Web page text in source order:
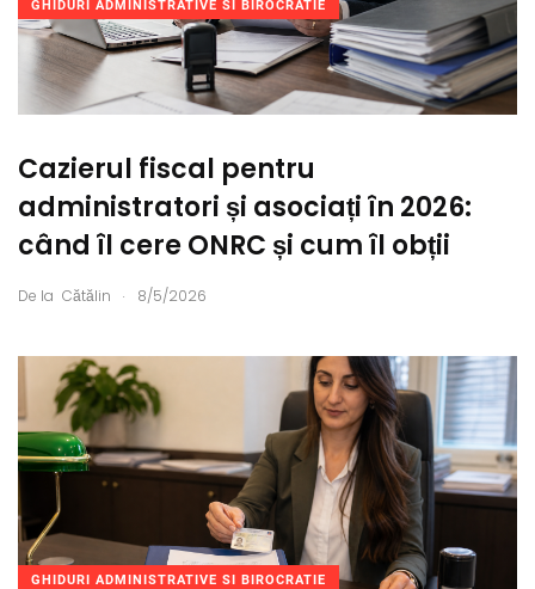
GHIDURI ADMINISTRATIVE SI BIROCRATIE
Cazierul fiscal pentru
administratori și asociați în 2026:
când îl cere ONRC și cum îl obții
De la Cătălin . 8/5/2026
GHIDURI ADMINISTRATIVE SI BIROCRATIE